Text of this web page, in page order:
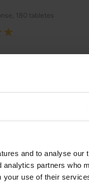
and to analyse our
partners who
your use of their
180 tabletes